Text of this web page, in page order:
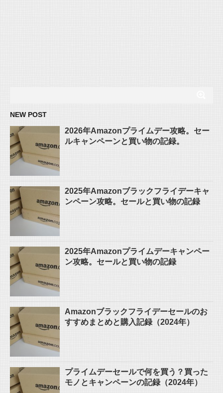
NEW POST
2026年Amazonプライムデー攻略。セー
ルキャンペーンと買い物の記録。
2025年Amazonブラックフライデーキャ
ンペーン攻略。セールと買い物の記録
2025年Amazonプライムデーキャンペー
ン攻略。セールと買い物の記録
Amazonブラックフライデーセールのお
すすめまとめと購入記録（2024年）
プライムデーセールで何を買う？買った
モノとキャンペーンの記録（2024年）